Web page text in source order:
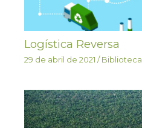
Logística Reversa
29 de abril de 2021/ Biblioteca